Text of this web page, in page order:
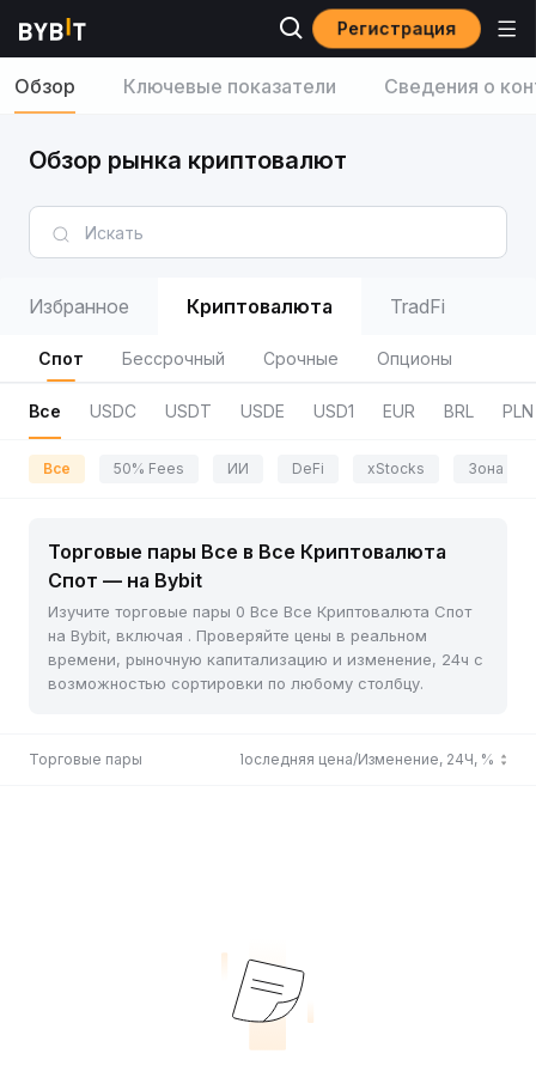
Регистрация
Обзор Ключевые показатели Сведения о
Обзор рынка криптовалют
Избранное Криптовалюта TradFi
Спот Бессрочный Срочные Опционы
Все USDC USDT USDE USD1 EUR BRL PLN
Все 50% Fees ИИ DeFi xStocks Зона
Торговые пары Все в Все Криптовалюта
Спот — на Bybit
Изучите торговые пары 0 Все Все Криптовалюта Спот
на Bybit, включая . Проверяйте цены в реальном
времени, рыночную капитализацию и изменение, 24ч с
возможностью сортировки по любому столбцу.
Торговые пары Последняя цена/Изменение, 24Ч, %